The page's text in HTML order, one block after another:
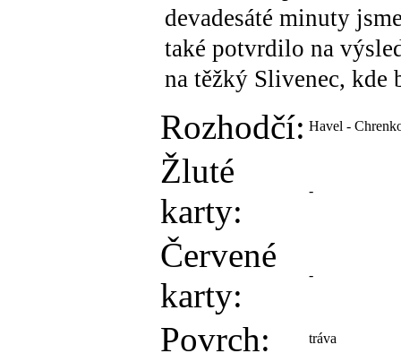
devadesáté minuty
také potvrdilo na
na těžký Slivenec,
Rozhodčí: Havel -
Žluté
karty:
-
Červené
karty:
-
Povrch: tráva